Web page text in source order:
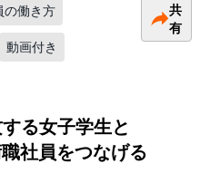
の働き方
動画付き
共
有
る女子学生と
社員をつなげる